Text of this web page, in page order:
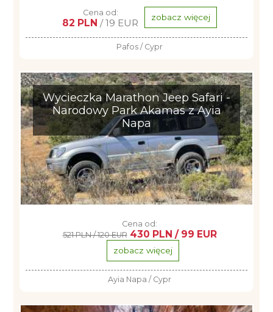
Cena od:
82 PLN / 19 EUR zobacz więcej
Pafos / Cypr
Wycieczka Marathon Jeep Safari -
Narodowy Park Akamas z Ayia
Napa
Cena od:
521 PLN / 120 EUR 430 PLN / 99 EUR
zobacz więcej
Ayia Napa / Cypr